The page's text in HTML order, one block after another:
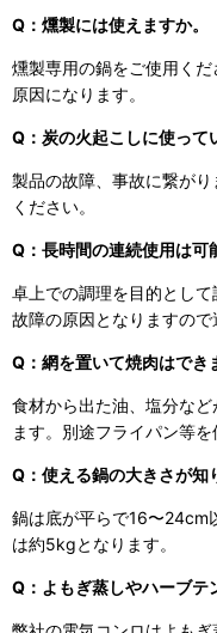
Q：燻製には使えますか。
燻製専用の鍋をご使用く
原因になります。
Q：炭の火起こしに使って
製品の故障、事故に繋が
ください。
Q：長時間の連続使用は可
卓上での調理を目的とし
故障の原因となりますので
Q：網を置いて焼肉はでき
食材から出た油、塩分な
ます。別途フライパン等を
Q：使える鍋の大きさが知
鍋は底が平らで16〜24cm
は約5kgとなります。
Q：よもぎ蒸しやハーブテ